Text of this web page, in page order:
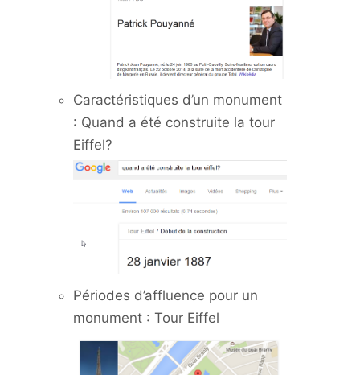
Caractéristiques d’un monument
: Quand a été construite la tour
Eiffel?
Périodes d’affluence pour un
monument : Tour Eiffel